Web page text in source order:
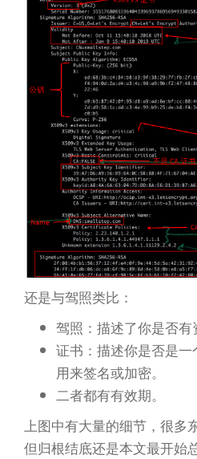
还是与驾照类比：
驾照：描述了你是否有
证书：描述你是否是
用来签名或加密。
二者都有有效期。
上图中有大量的细节，很多
但归根结底还是本文最开始